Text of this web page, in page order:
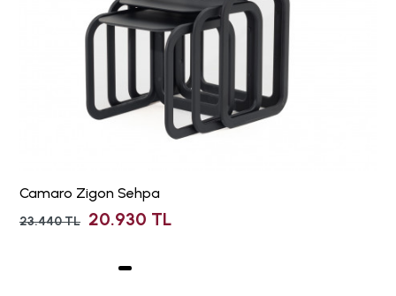
Camaro Zigon Sehpa
23.440 TL 20.930 TL